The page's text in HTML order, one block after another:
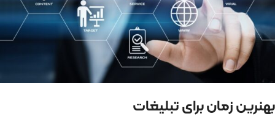
بهنرین زمان برای تبلیغات